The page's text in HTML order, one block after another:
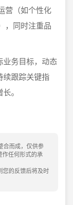
营（如个性化
，同时注重品
业务目标，动态
续跟踪关键指
。
合而成，仅供参
作任何形式的承
您的反馈后将及时